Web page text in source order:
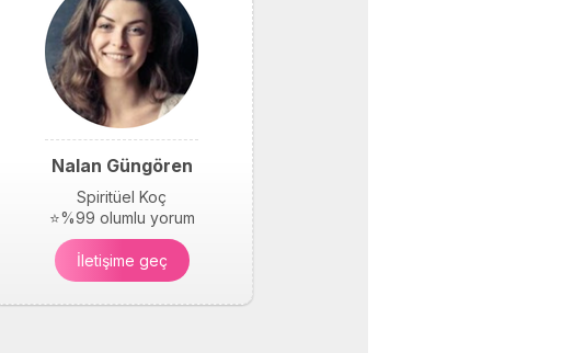
Nalan Güngören
Spiritüel Koç
⭐%99 olumlu yorum
İletişime geç